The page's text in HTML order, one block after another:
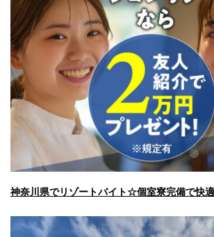
神奈川県でリゾートバイト☆個室寮完備で快